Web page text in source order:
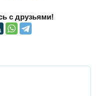
с друзьями!